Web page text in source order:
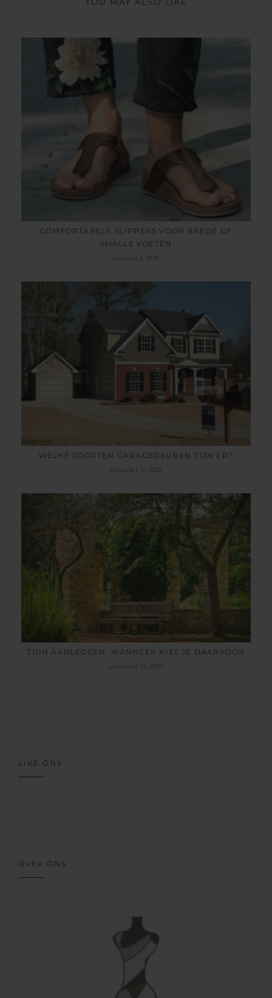
COMFORTABELE SLIPPERS VOOR BREDE OF
SMALLE VOETEN
augustus 5, 2026
WELKE SOORTEN GARAGEDEUREN ZIJN ER?
december 11, 2025
TUIN AANLEGGEN: WANNEER KIES JE DAARVOOR
september 19, 2025
LIKE ONS
OVER ONS